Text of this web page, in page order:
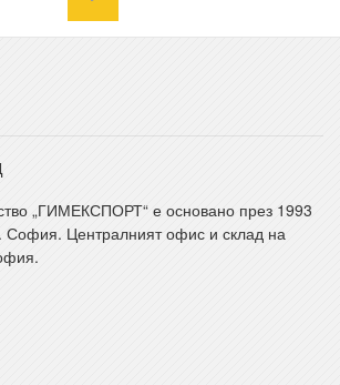
„ГИМЕКСПОРТ“ е основано през 1993
София. Централният офис и склад на